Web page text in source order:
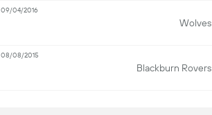
Wolves
09/04/2016
Blackburn Rovers
08/08/2015